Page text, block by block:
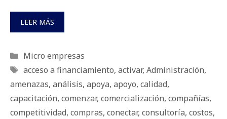
LEER MÁS
Categorías
Micro empresas
Etiquetas
acceso a financiamiento, activar, Administración,
amenazas, análisis, apoya, apoyo, calidad,
capacitación, comenzar, comercialización, compañías,
competitividad, compras, conectar, consultoría, costos,